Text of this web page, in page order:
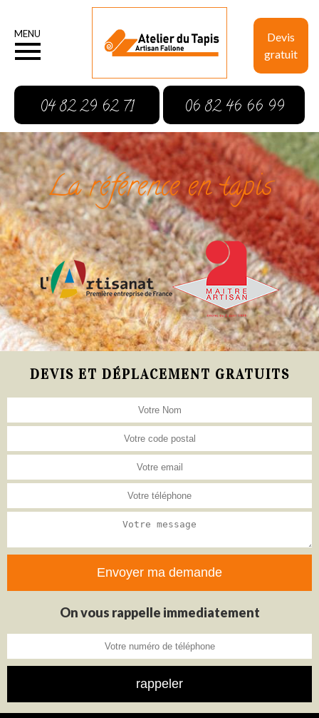
Devis
gratuit
MENU
04 82 29 62 71 06 82 46 66 99
La référence en tapis
DEVIS ET DÉPLACEMENT GRATUITS
On vous rappelle immediatement